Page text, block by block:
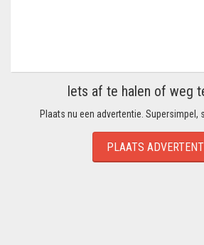
Iets af te halen of weg
Plaats nu een advertentie. Supersimpel,
PLAATS